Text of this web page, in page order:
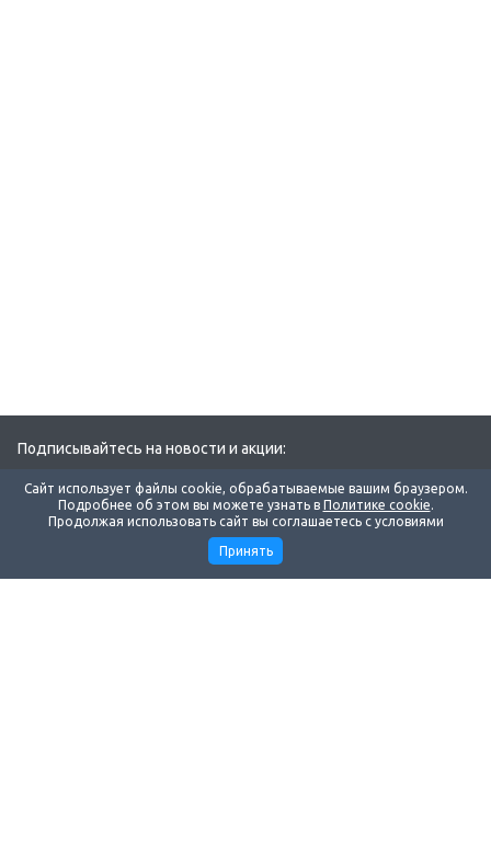
Подписывайтесь на новости и акции:
Компания
Сайт использует файлы cookie, обрабатываемые вашим браузером.
Подробнее об этом вы можете узнать в Политике cookie.
Продолжая использовать сайт вы соглашаетесь с условиями
Принять